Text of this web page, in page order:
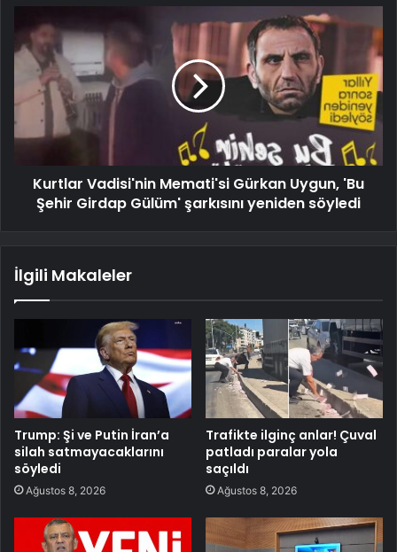
Kurtlar Vadisi'nin Memati'si Gürkan Uygun, 'Bu
Şehir Girdap Gülüm' şarkısını yeniden söyledi
İlgili Makaleler
Trump: Şi ve Putin İran’a
silah satmayacaklarını
söyledi
Ağustos 8, 2026
Trafikte ilginç anlar! Çuval
patladı paralar yola
saçıldı
Ağustos 8, 2026